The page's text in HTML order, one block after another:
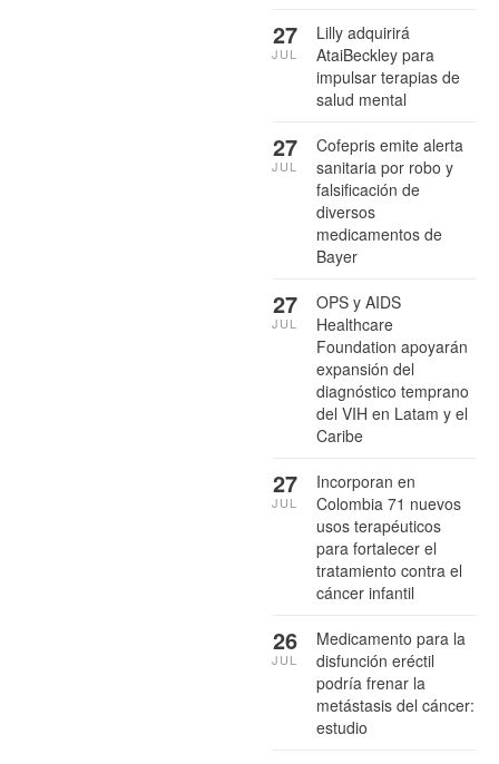
Lilly adquirirá
AtaiBeckley para
impulsar terapias de
salud mental
27
JUL
Cofepris emite alerta
sanitaria por robo y
falsificación de
diversos
medicamentos de
Bayer
27
JUL
OPS y AIDS
Healthcare
Foundation apoyarán
expansión del
diagnóstico temprano
del VIH en Latam y el
Caribe
27
JUL
Incorporan en
Colombia 71 nuevos
usos terapéuticos
para fortalecer el
tratamiento contra el
cáncer infantil
27
JUL
Medicamento para la
disfunción eréctil
podría frenar la
metástasis del cáncer:
estudio
26
JUL